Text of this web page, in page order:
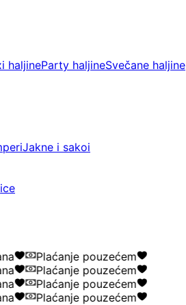
haljineParty haljineSvečane haljine
Jakne i sakoi
Plaćanje pouzećem
Plaćanje pouzećem
Plaćanje pouzećem
Plaćanje pouzećem